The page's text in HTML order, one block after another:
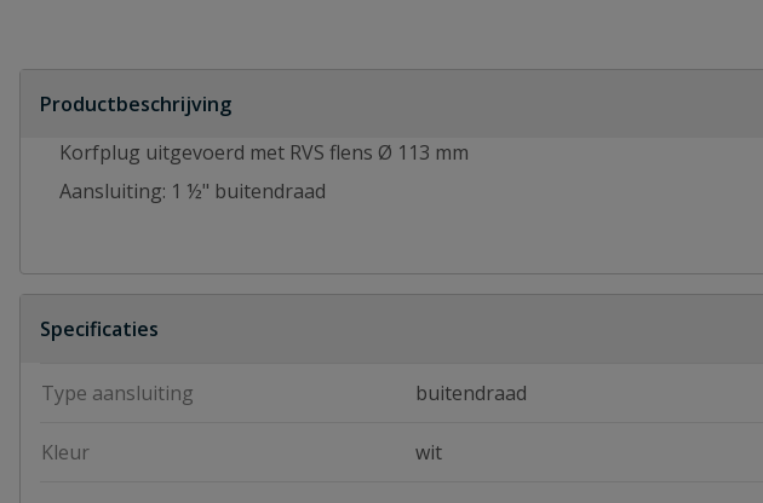
Productbeschrijving
Korfplug uitgevoerd met RVS flens Ø 113 mm
Aansluiting: 1 ½" buitendraad
Specificaties
Type aansluiting buitendraad
Kleur wit